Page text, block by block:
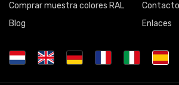
Comprar muestra colores RAL
Blog
Contacto
Enlaces